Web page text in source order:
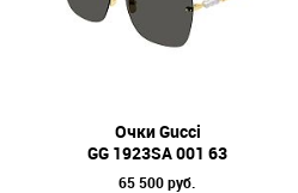
Очки Gucci
GG 1923SA 001 63
65 500 руб.